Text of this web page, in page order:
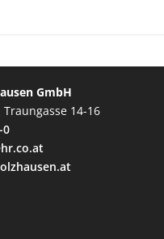
GmbH
Traungasse 14-16
0